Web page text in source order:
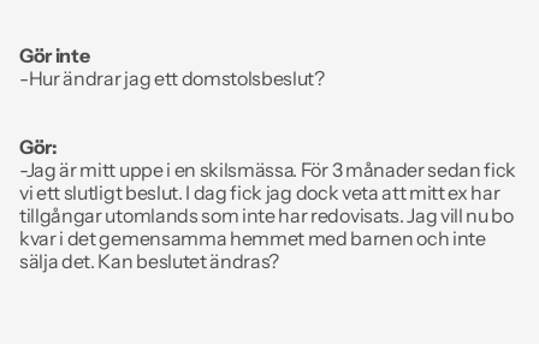
Gör inte
-Hur ändrar jag ett domstolsbeslut?
Gör:
-Jag är mitt uppe i en skilsmässa. För 3 månader sedan fick
vi ett slutligt beslut. I dag fick jag dock veta att mitt ex har
tillgångar utomlands som inte har redovisats. Jag vill nu bo
kvar i det gemensamma hemmet med barnen och inte
sälja det. Kan beslutet ändras?